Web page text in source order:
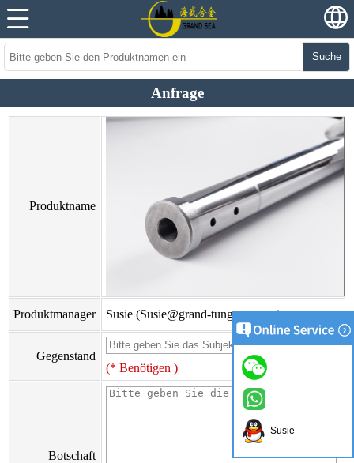
Suche
Anfrage
Produktname
Produktmanager Susie (Susie@grand-tungsten.com)
Gegenstand
(* Benötigen )
Botschaft
Susie